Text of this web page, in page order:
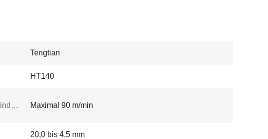
Tengtian
HT140
Produktgeschwindigkeit: Maximal 90 m/min
20,0 bis 4,5 mm